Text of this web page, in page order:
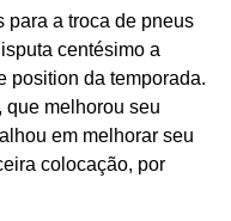
para a troca de pneus
centésimo a
position da temporada.
que melhorou seu
em melhorar seu
colocação, por